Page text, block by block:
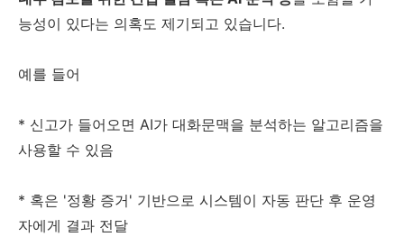
능성이 있다는 의혹도 제기되고 있습니다.
예를 들어
* 신고가 들어오면 AI가 대화문맥을 분석하는 알고리즘을
사용할 수 있음
* 혹은 '정황 증거' 기반으로 시스템이 자동 판단 후 운영
자에게 결과 전달